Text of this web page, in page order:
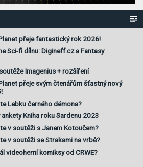
přeje fantastický rok 2026!
Sci-fi dílnu: Digineff.cz a Fantasy
Imagenius + rozšíření
přeje svým čtenářům šťastný nový
Lebku černého démona?
Kniha roku Sardenu 2023
v soutěži s Janem Kotoučem?
v soutěži se Strakami na vrbě?
videoherní komiksy od CRWE?